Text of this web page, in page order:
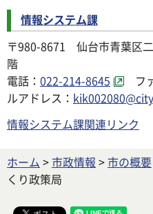
情報システム課
〒980-8671 仙台市青葉区
階
電話： 022-214-8645
フ
ルアドレス：
情報システム課関連リンク
ホーム >市政情報 >市の概要
くり政策局